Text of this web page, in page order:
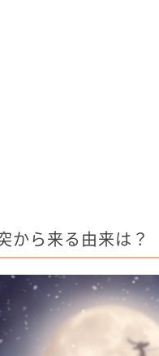
から来る由来は？